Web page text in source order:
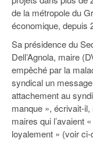
de la métropole du
économique, depuis
Sa présidence du
Dell’Agnola, maire
empêché par la
syndical un
attachement au
manque », écrivait-
maires qui l’avaient
loyalement » (voir